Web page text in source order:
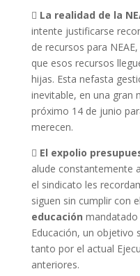
 La realidad de la
intente justificarse
de recursos para
que esos recursos
hijas. Esta nefasta
inevitable, en una gran
próximo 14 de junio
merecen.
 El expolio
alude constantemente
el sindicato les
siguen sin cumplir con
educación mandatado
Educación, un objetivo
tanto por el actual
anteriores.